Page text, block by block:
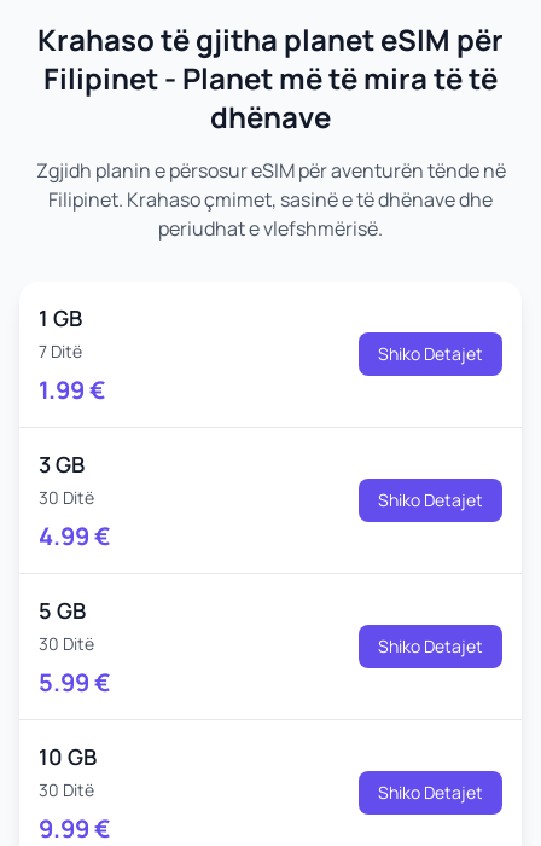
Krahaso të gjitha planet eSIM për
Filipinet - Planet më të mira të të
dhënave
Zgjidh planin e përsosur eSIM për aventurën tënde në
Filipinet. Krahaso çmimet, sasinë e të dhënave dhe
periudhat e vlefshmërisë.
1 GB
7 Ditë
1.99€
Shiko Detajet
3 GB
30 Ditë
4.99€
Shiko Detajet
5 GB
30 Ditë
5.99€
Shiko Detajet
10 GB
30 Ditë
9.99€
Shiko Detajet